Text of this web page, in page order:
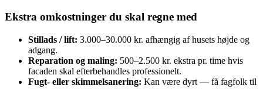
Ekstra omkostninger du skal regne med
Stillads / lift: 3.000–30.000 kr. afhængig af husets højde og
adgang.
Reparation og maling: 500–2.500 kr. ekstra pr. time hvis
facaden skal efterbehandles professionelt.
Fugt- eller skimmelsanering: Kan være dyrt — få fagfolk til